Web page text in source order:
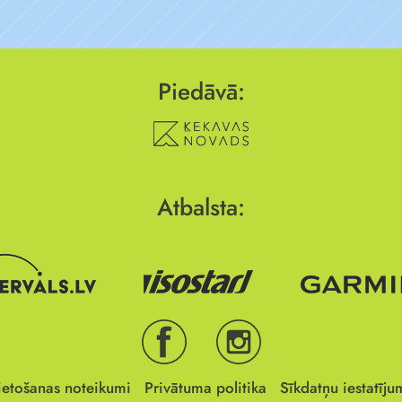
Piedāvā:
Atbalsta:
noteikumi Privātuma politika Sīkdatņu